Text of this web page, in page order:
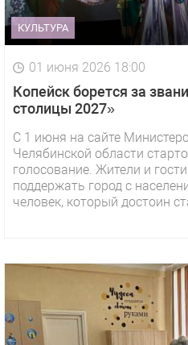
КУЛЬТУРА
01 июня 2026 18:00
Копейск борется за
столицы 2027»
С 1 июня на сайте
Челябинской области
голосование. Жители и
поддержать город с
человек, который достоин